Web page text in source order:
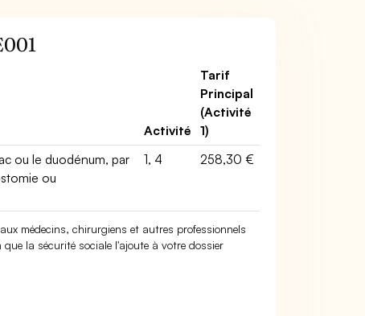
Activité
Tarif
Principal
(Activité
1)
ou le duodénum, par
ou
1, 4 258,30 €
médecins, chirurgiens et autres professionnels
la sécurité sociale l'ajoute à votre dossier